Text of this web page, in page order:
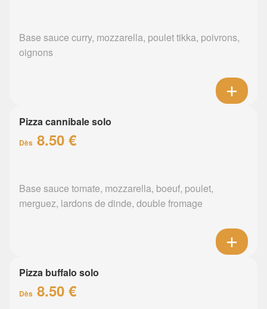
Base sauce curry, mozzarella, poulet tikka, poivrons,
oignons
Pizza cannibale solo
Dès 8.50 €
Base sauce tomate, mozzarella, boeuf, poulet,
merguez, lardons de dinde, double fromage
Pizza buffalo solo
Dès 8.50 €